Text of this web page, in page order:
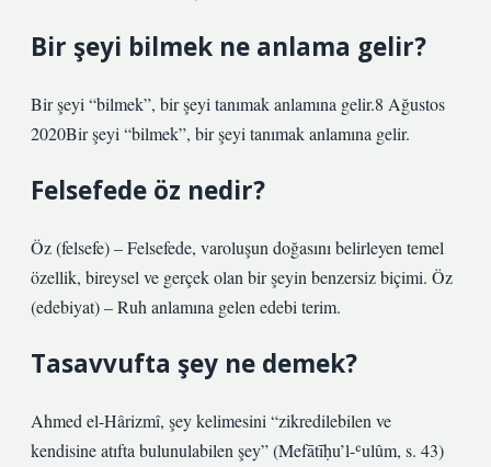
Bir şeyi bilmek ne anlama gelir?
Bir şeyi “bilmek”, bir şeyi tanımak anlamına gelir.8 Ağustos
2020Bir şeyi “bilmek”, bir şeyi tanımak anlamına gelir.
Felsefede öz nedir?
Öz (felsefe) – Felsefede, varoluşun doğasını belirleyen temel
özellik, bireysel ve gerçek olan bir şeyin benzersiz biçimi. Öz
(edebiyat) – Ruh anlamına gelen edebi terim.
Tasavvufta şey ne demek?
Ahmed el-Hârizmî, şey kelimesini “zikredilebilen ve
kendisine atıfta bulunulabilen şey” (Mefātīḥu’l-ʿulûm, s. 43)